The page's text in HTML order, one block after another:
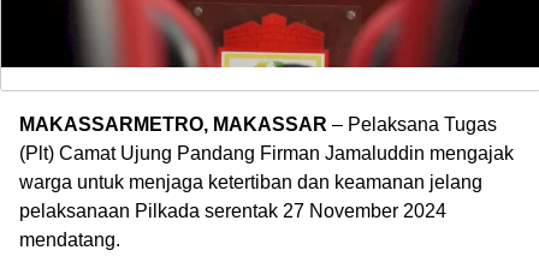
MAKASSARMETRO, MAKASSAR – Pelaksana Tugas
(Plt) Camat Ujung Pandang Firman Jamaluddin mengajak
warga untuk menjaga ketertiban dan keamanan jelang
pelaksanaan Pilkada serentak 27 November 2024
mendatang.